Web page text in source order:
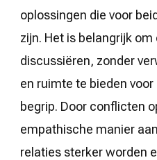
oplossingen die voor
zijn. Het is belangrijk
discussiëren, zonder
en ruimte te bieden
begrip. Door conflicten
empathische manier
relaties sterker worden